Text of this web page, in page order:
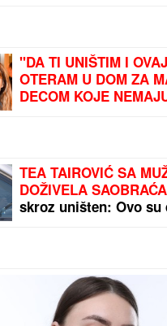
Tatjana ima NAJJAČU
svetu! Godinama
metalne kugle u telo,